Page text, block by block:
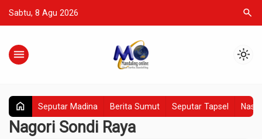
Sabtu, 8 Agu 2026 search
menu light_mode
home Seputar Madina Berita Sumut Seputar Tapsel
Nagori Sondi Raya